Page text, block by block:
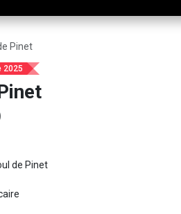
Pinet
2025
de Pinet